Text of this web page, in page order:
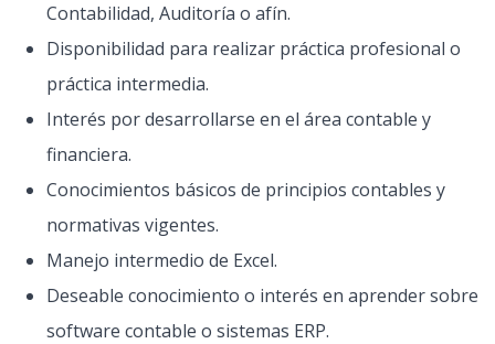
Contabilidad, Auditoría o afín.
Disponibilidad para realizar práctica profesional o
práctica intermedia.
Interés por desarrollarse en el área contable y
financiera.
Conocimientos básicos de principios contables y
normativas vigentes.
Manejo intermedio de Excel.
Deseable conocimiento o interés en aprender sobre
software contable o sistemas ERP.